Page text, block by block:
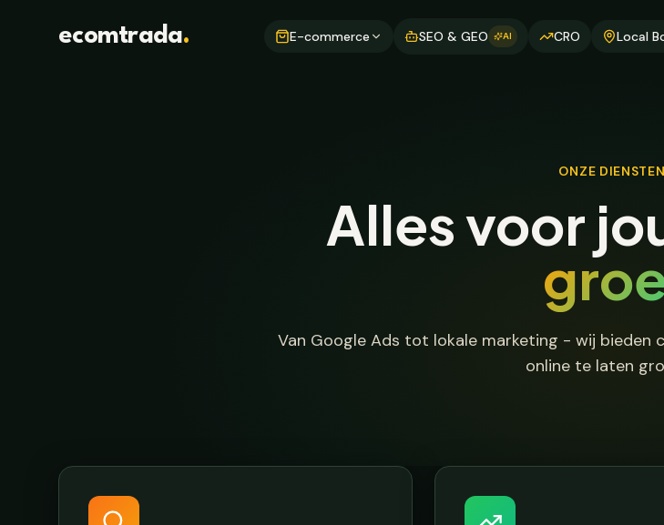
ecomtrada. E-commerce SEO & GEO AI CRO Local
ONZE DIENSTEN
Alles voor
Van Google Ads tot lokale marketing - wij bieden
online te laten